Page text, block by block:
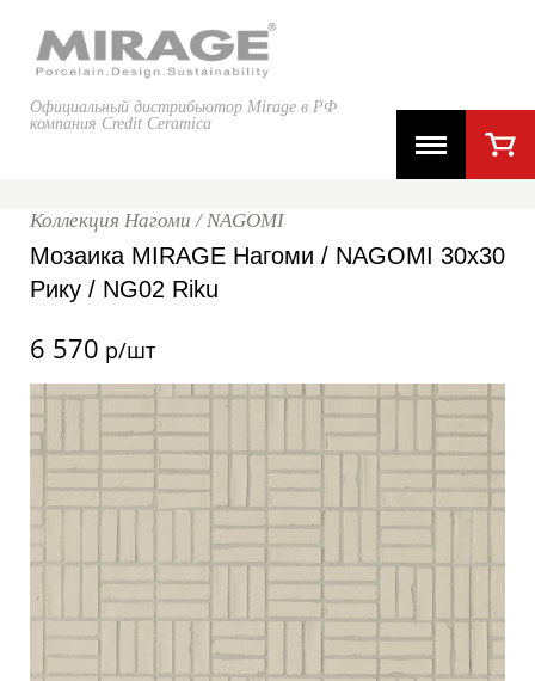
Официальный дистрибьютор Mirage в РФ
компания Credit Ceramica
Коллекция Нагоми / NAGOMI
Мозаика MIRAGE Нагоми / NAGOMI 30x30
Рику / NG02 Riku
6 570 р/шт